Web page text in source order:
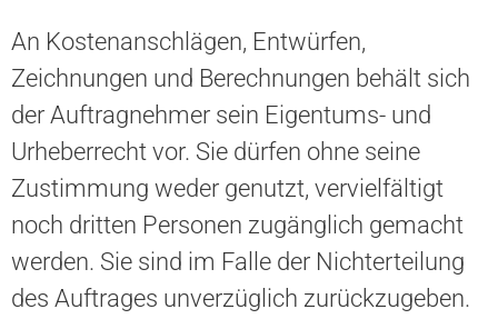
An Kostenanschlägen, Entwürfen,
Zeichnungen und Berechnungen behält sich
der Auftragnehmer sein Eigentums- und
Urheberrecht vor. Sie dürfen ohne seine
Zustimmung weder genutzt, vervielfältigt
noch dritten Personen zugänglich gemacht
werden. Sie sind im Falle der Nichterteilung
des Auftrages unverzüglich zurückzugeben.